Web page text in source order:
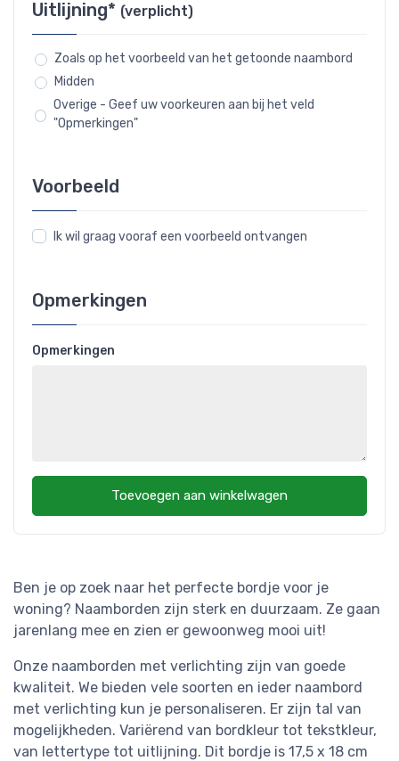
Ben je op zoek naar het perfecte bordje voor je
woning? Naamborden zijn sterk en duurzaam. Ze gaan
jarenlang mee en zien er gewoonweg mooi uit!
Onze naamborden met verlichting zijn van goede
kwaliteit. We bieden vele soorten en ieder naambord
met verlichting kun je personaliseren. Er zijn tal van
mogelijkheden. Variërend van bordkleur tot tekstkleur,
van lettertype tot uitlijning. Dit bordje is 17,5 x 18 cm
Uitlijning* (verplicht)
Zoals op het voorbeeld van het getoonde naambord
Midden
Overige - Geef uw voorkeuren aan bij het veld
"Opmerkingen"
Voorbeeld
Ik wil graag vooraf een voorbeeld ontvangen
Opmerkingen
Opmerkingen
Toevoegen aan winkelwagen